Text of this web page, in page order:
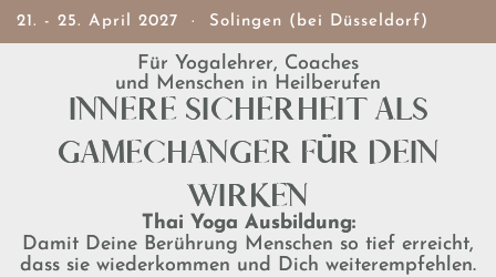
21. - 25. April 2027 · Solingen (bei Düsseldorf)
Für Yogalehrer, Coaches
und Menschen in Heilberufen
INNERE SICHERHEIT ALS
GAMECHANGER FÜR DEIN
WIRKEN
Thai Yoga Ausbildung:
Damit Deine Berührung Menschen so tief erreicht,
dass sie wiederkommen und Dich weiterempfehlen.